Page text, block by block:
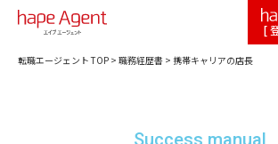
[
転職エージェント TOP > 職務経歴書 > 携帯キャリアの店長
Success manual